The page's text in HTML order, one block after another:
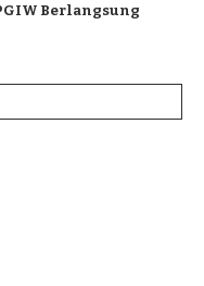
Berlangsung